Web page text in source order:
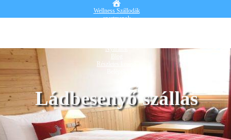
Wellness Szállodák
apartmanok
Nyaralók
Részletes kereső
Ládbesenyő szállás